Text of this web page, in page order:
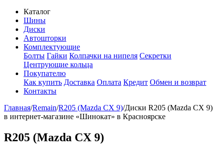
Каталог
Шины
Диски
Автошторки
Комплектующие
Болты Гайки Колпачки на нипеля Секретки
Центрующие кольца
Покупателю
Как купить Доставка Оплата Кредит Обмен и возврат
Контакты
Главная/Remain/R205 (Mazda CХ 9)/Диски R205 (Mazda CХ 9)
в интернет-магазине «Шинокат» в Красноярске
R205 (Mazda CХ 9)